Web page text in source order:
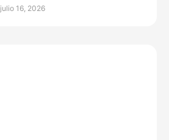
julio 16, 2026